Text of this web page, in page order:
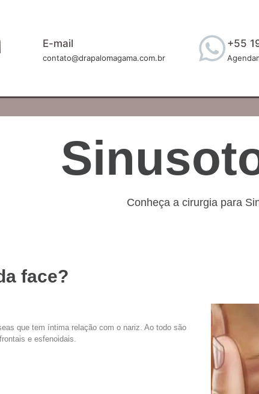
E-mail
contato@drapalomagama.com.br
+55
Conheça a cirurgia para
face?
que tem íntima relação com o nariz. Ao todo são
e esfenoidais.